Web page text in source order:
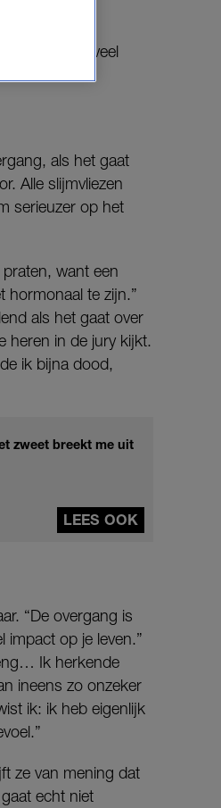
best wel veel
als het gaat
Alle slijmvliezen
serieuzer op het
want een
hormonaal te zijn.”
als het gaat over
heren in de jury kijkt.
ik bijna dood,
zweet breekt me uit
LEES OOK
“De overgang is
impact op je leven.”
Ik herkende
ineens zo onzeker
ik: ik heb eigenlijk
ze van mening dat
echt niet